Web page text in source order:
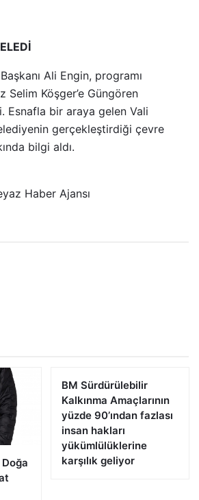
Ali Engin, programı
Selim Köşger’e Güngören
Esnafla bir araya gelen Vali
gerçekleştirdiği çevre
bilgi aldı.
Haber Ajansı
BM Sürdürülebilir
Kalkınma Amaçlarının
yüzde 90’ından fazlası
insan hakları
yükümlülüklerine
karşılık geliyor